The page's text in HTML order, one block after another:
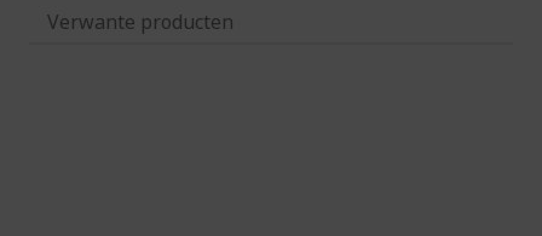
Verwante producten